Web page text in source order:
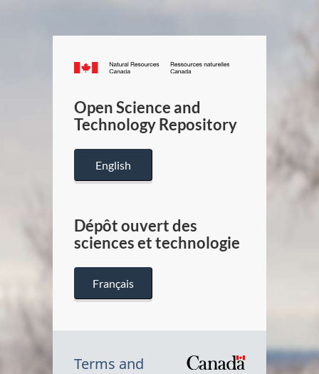
Canada.ca
/
Canada
Open Science and
Technology Repository
English
Dépôt ouvert des
sciences et technologie
Français
Terms and